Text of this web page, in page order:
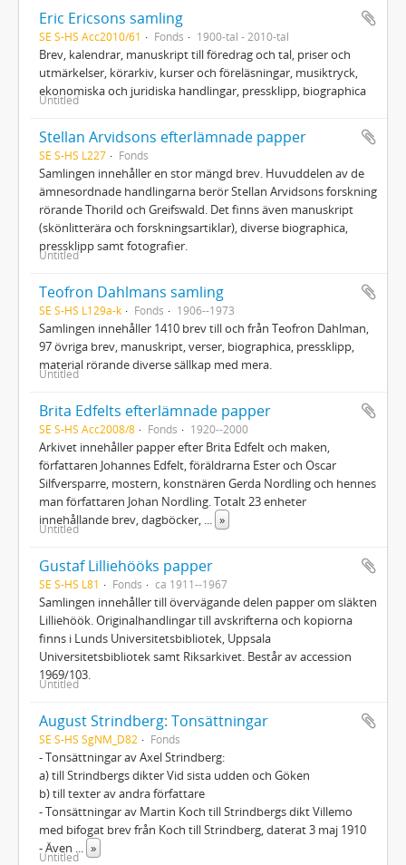
Eric Ericsons samling
SE S-HS Acc2010/61 Fonds 1900-tal - 2010-tal
Brev, kalendrar, manuskript till föredrag och tal, priser och
utmärkelser, körarkiv, kurser och föreläsningar, musiktryck,
ekonomiska och juridiska handlingar, pressklipp, biographica
Untitled
Stellan Arvidsons efterlämnade papper
SE S-HS L227 Fonds
Samlingen innehåller en stor mängd brev. Huvuddelen av de
ämnesordnade handlingarna berör Stellan Arvidsons forskning
rörande Thorild och Greifswald. Det finns även manuskript
(skönlitterära och forskningsartiklar), diverse biographica,
pressklipp samt fotografier.
Untitled
Teofron Dahlmans samling
SE S-HS L129a-k Fonds 1906--1973
Samlingen innehåller 1410 brev till och från Teofron Dahlman,
97 övriga brev, manuskript, verser, biographica, pressklipp,
material rörande diverse sällkap med mera.
Untitled
Brita Edfelts efterlämnade papper
SE S-HS Acc2008/8 Fonds 1920--2000
Arkivet innehåller papper efter Brita Edfelt och maken,
författaren Johannes Edfelt, föräldrarna Ester och Oscar
Silfversparre, mostern, konstnären Gerda Nordling och hennes
man författaren Johan Nordling. Totalt 23 enheter
innehållande brev, dagböcker,
»
Untitled
Gustaf Lilliehööks papper
SE S-HS L81 Fonds ca 1911--1967
Samlingen innehåller till övervägande delen papper om släkten
Lilliehöök. Originalhandlingar till avskrifterna och kopiorna
finns i Lunds Universitetsbibliotek, Uppsala
Universitetsbibliotek samt Riksarkivet. Består av accession
1969/103.
Untitled
August Strindberg: Tonsättningar
SE S-HS SgNM_D82 Fonds
- Tonsättningar av Axel Strindberg:
a) till Strindbergs dikter Vid sista udden och Göken
b) till texter av andra författare
- Tonsättningar av Martin Koch till Strindbergs dikt Villemo
med bifogat brev från Koch till Strindberg, daterat 3 maj 1910
- Även
»
Untitled